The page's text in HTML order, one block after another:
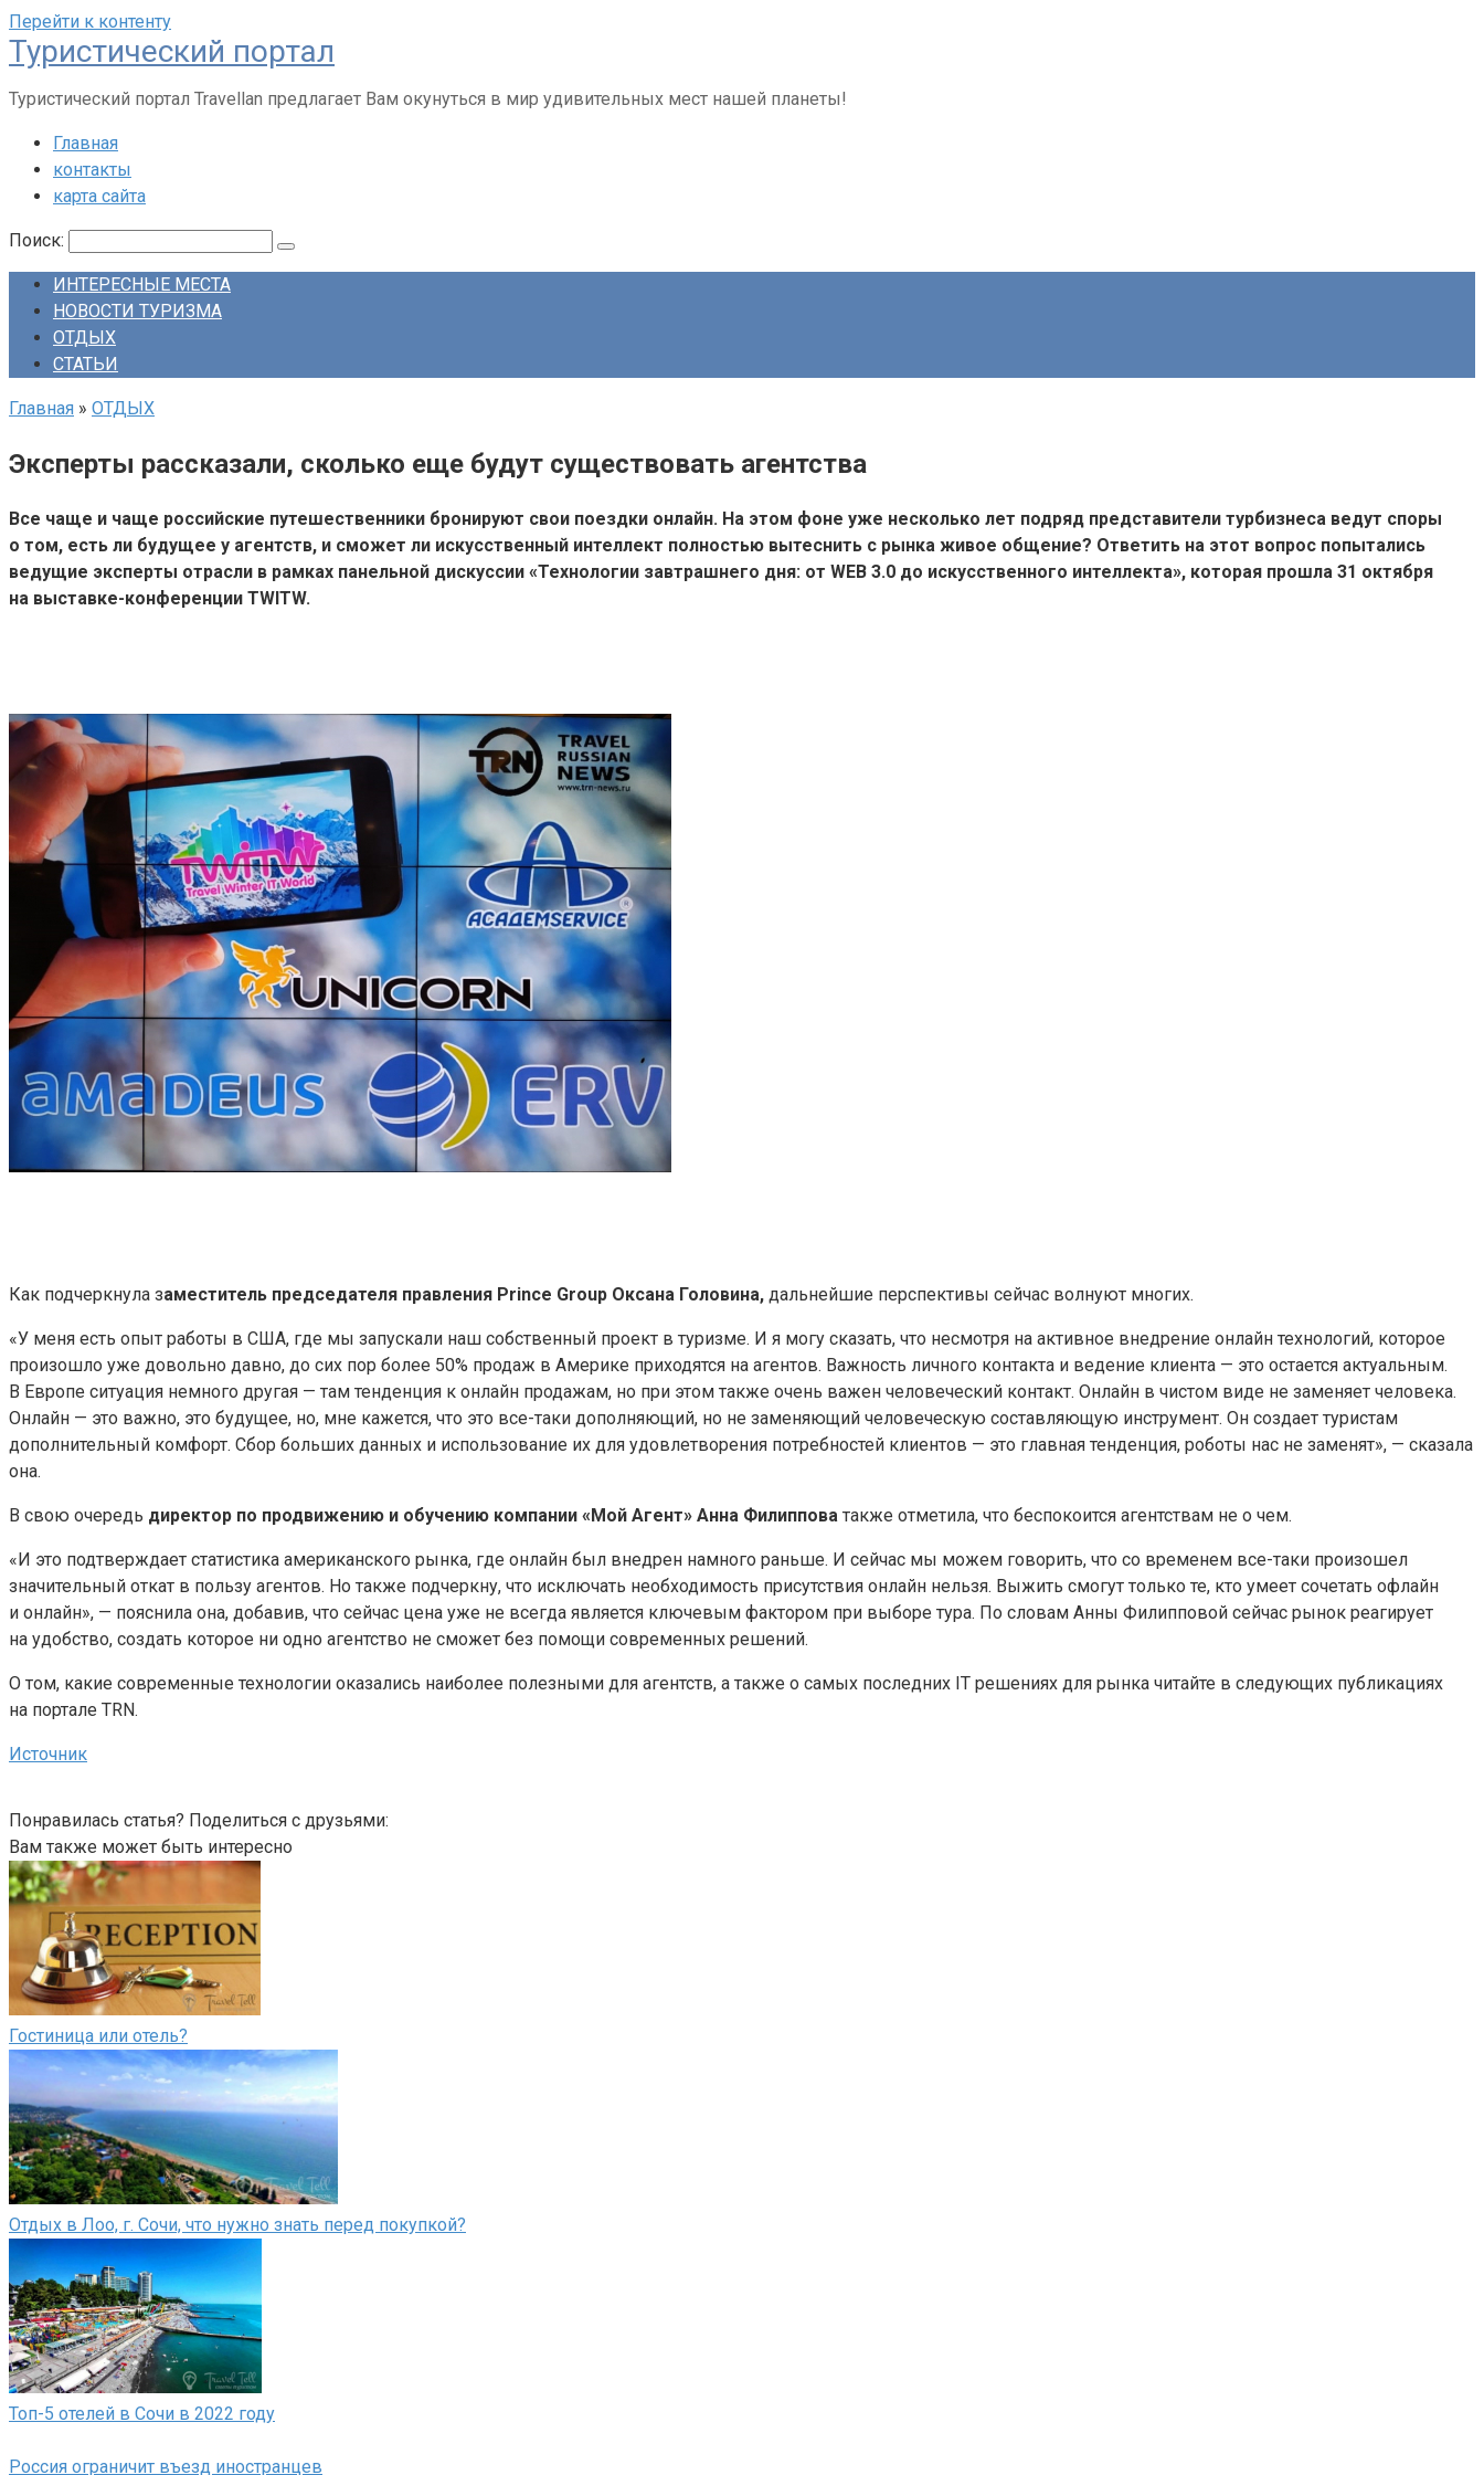
Перейти к контенту
Туристический портал
Туристический портал Travellan предлагает Вам окунуться в мир удивительных мест нашей планеты!
Главная
контакты
карта сайта
Поиск:
ИНТЕРЕСНЫЕ МЕСТА
НОВОСТИ ТУРИЗМА
ОТДЫХ
СТАТЬИ
Главная » ОТДЫХ
Эксперты рассказали, сколько еще будут существовать агентства
Все чаще и чаще российские путешественники бронируют свои поездки онлайн. На этом фоне уже несколько лет подряд представители турбизнеса ведут споры
о том, есть ли будущее у агентств, и сможет ли искусственный интеллект полностью вытеснить с рынка живое общение? Ответить на этот вопрос попытались
ведущие эксперты отрасли в рамках панельной дискуссии «Технологии завтрашнего дня: от WEB 3.0 до искусственного интеллекта», которая прошла 31 октября
на выставке-конференции TWITW.
Как подчеркнула заместитель председателя правления Prince Group Оксана Головина, дальнейшие перспективы сейчас волнуют многих.
«У меня есть опыт работы в США, где мы запускали наш собственный проект в туризме. И я могу сказать, что несмотря на активное внедрение онлайн технологий, которое
произошло уже довольно давно, до сих пор более 50% продаж в Америке приходятся на агентов. Важность личного контакта и ведение клиента — это остается актуальным.
В Европе ситуация немного другая — там тенденция к онлайн продажам, но при этом также очень важен человеческий контакт. Онлайн в чистом виде не заменяет человека.
Онлайн — это важно, это будущее, но, мне кажется, что это все-таки дополняющий, но не заменяющий человеческую составляющую инструмент. Он создает туристам
дополнительный комфорт. Сбор больших данных и использование их для удовлетворения потребностей клиентов — это главная тенденция, роботы нас не заменят», — сказала
она.
В свою очередь директор по продвижению и обучению компании «Мой Агент» Анна Филиппова также отметила, что беспокоится агентствам не о чем.
«И это подтверждает статистика американского рынка, где онлайн был внедрен намного раньше. И сейчас мы можем говорить, что со временем все-таки произошел
значительный откат в пользу агентов. Но также подчеркну, что исключать необходимость присутствия онлайн нельзя. Выжить смогут только те, кто умеет сочетать офлайн
и онлайн», — пояснила она, добавив, что сейчас цена уже не всегда является ключевым фактором при выборе тура. По словам Анны Филипповой сейчас рынок реагирует
на удобство, создать которое ни одно агентство не сможет без помощи современных решений.
О том, какие современные технологии оказались наиболее полезными для агентств, а также о самых последних IT решениях для рынка читайте в следующих публикациях
на портале TRN.
Источник
Понравилась статья? Поделиться с друзьями:
Вам также может быть интересно
Гостиница или отель?
Отдых в Лоо, г. Сочи, что нужно знать перед покупкой?
Топ-5 отелей в Сочи в 2022 году
Россия ограничит въезд иностранцев